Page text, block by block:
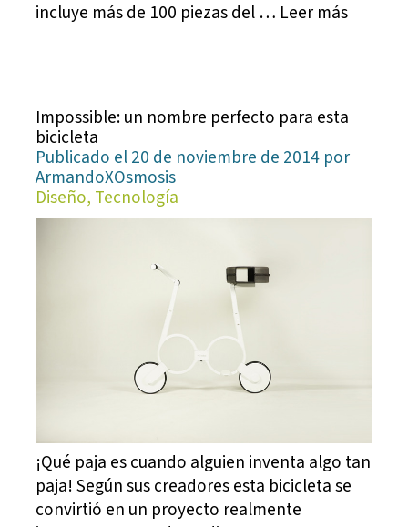
incluye más de 100 piezas del … Leer más
Impossible: un nombre perfecto para esta
bicicleta
Publicado el 20 de noviembre de 2014 por
ArmandoXOsmosis
Diseño, Tecnología
¡Qué paja es cuando alguien inventa algo tan
paja! Según sus creadores esta bicicleta se
convirtió en un proyecto realmente